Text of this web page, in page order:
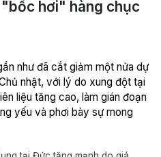
hơi" hàng chục
như đã cắt giảm một nửa dự
nhật, với lý do xung đột tại
liệu tăng cao, làm gián đoạn
yếu và phơi bày sự mong